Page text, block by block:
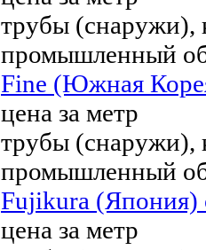
трубы (снаружи),
промышленный
Fine (Южная
цена за метр
трубы (снаружи),
промышленный
Fujikura (Япония)
цена за метр